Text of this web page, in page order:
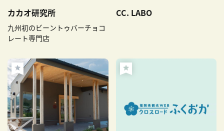
カカオ研究所
九州初のビーントゥバーチョコ
レート専門店
CC. LABO